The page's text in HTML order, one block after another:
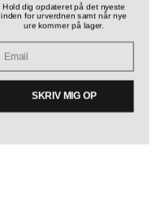
Hold dig opdateret på det nyeste
inden for urverdnen samt når nye
ure kommer på lager.
SKRIV MIG OP